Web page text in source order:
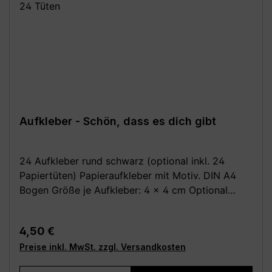
Aufkleber - Schön, dass es dich gibt
24 Aufkleber rund schwarz (optional inkl. 24
Papiertüten) Papieraufkleber mit Motiv. DIN A4
Bogen Größe je Aufkleber: 4 x 4 cm Optional
Natron, außen leicht beschichtet Deine Vorteile: -
Kauf direkt vom Hersteller (Made in Germany) -
Einfach und schnell anzubringen Achtung: Da alle
Regulärer Preis:
4,50 €
Preise inkl. MwSt. zzgl. Versandkosten